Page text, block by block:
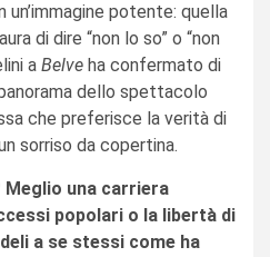
un’immagine potente: quella
di dire “non lo so” o “non
a Belve ha confermato di
dello spettacolo
che preferisce la verità di
sorriso da copertina.
Meglio una carriera
popolari o la libertà di
a se stessi come ha